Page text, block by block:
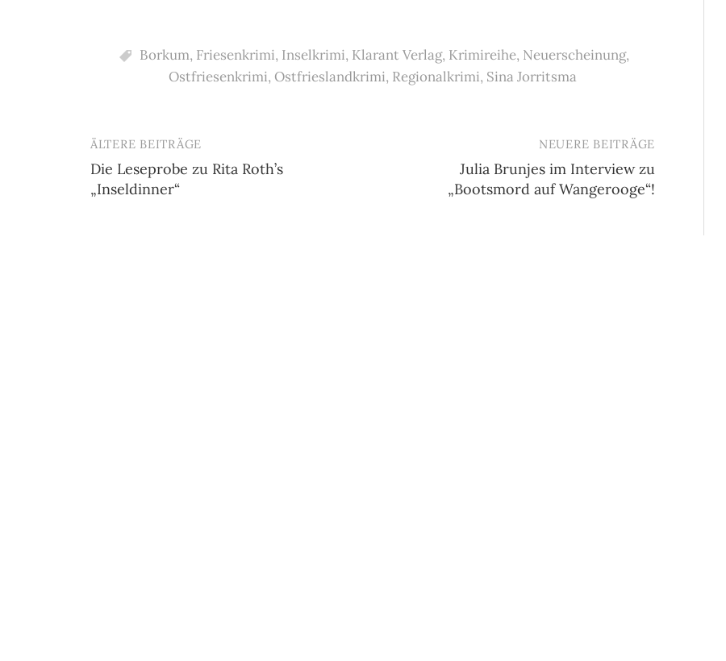
Borkum, Friesenkrimi, Inselkrimi, Klarant Verlag, Krimireihe, Neuerscheinung,
Ostfriesenkrimi, Ostfrieslandkrimi, Regionalkrimi, Sina Jorritsma
Beitragsnavigation
ÄLTERE BEITRÄGE
Die Leseprobe zu Rita Roth’s
„Inseldinner“
NEUERE BEITRÄGE
Julia Brunjes im Interview zu
„Bootsmord auf Wangerooge“!